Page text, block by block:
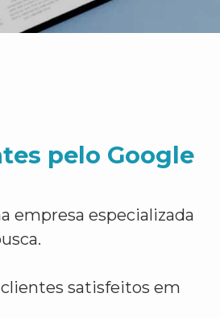
pelo Google
empresa especializada
clientes satisfeitos em